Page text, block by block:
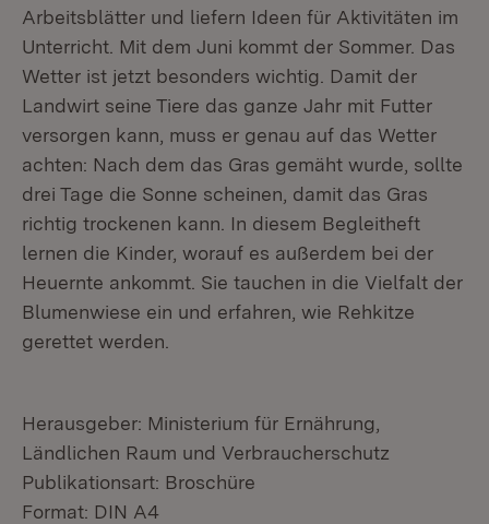
Arbeitsblätter und liefern Ideen für Aktivitäten im
Unterricht. Mit dem Juni kommt der Sommer. Das
Wetter ist jetzt besonders wichtig. Damit der
Landwirt seine Tiere das ganze Jahr mit Futter
versorgen kann, muss er genau auf das Wetter
achten: Nach dem das Gras gemäht wurde, sollte
drei Tage die Sonne scheinen, damit das Gras
richtig trockenen kann. In diesem Begleitheft
lernen die Kinder, worauf es außerdem bei der
Heuernte ankommt. Sie tauchen in die Vielfalt der
Blumenwiese ein und erfahren, wie Rehkitze
gerettet werden.
Herausgeber: Ministerium für Ernährung,
Ländlichen Raum und Verbraucherschutz
Publikationsart: Broschüre
Format: DIN A4